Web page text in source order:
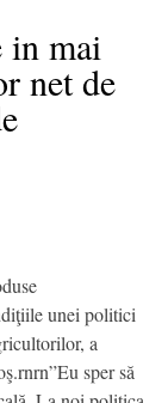
in mai
net de
unei politici
a
sper să